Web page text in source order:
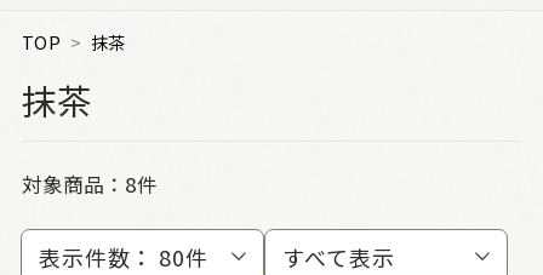
TOP 抹茶
抹茶
対象商品： 8件
表示件数： 80件
すべて表示